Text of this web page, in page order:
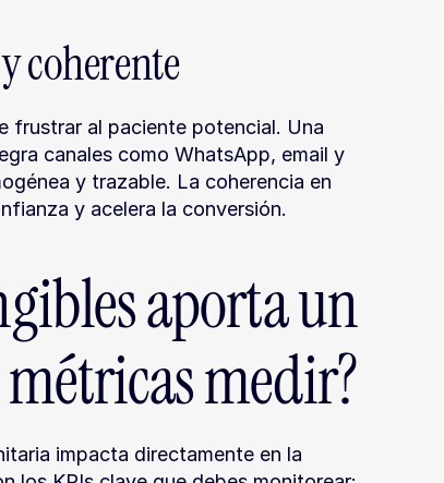
coherente
frustrar al paciente potencial. Una
canales como WhatsApp, email y
y trazable. La coherencia en
y acelera la conversión.
aporta un
medir?
impacta directamente en la